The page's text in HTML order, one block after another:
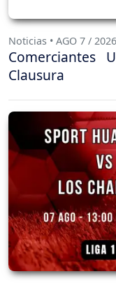
Noticias • AGO 7 / 2026
Comerciantes
Clausura